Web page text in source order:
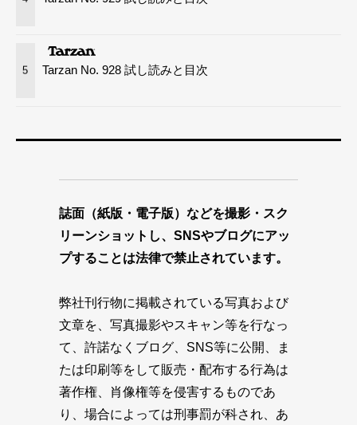
5 Tarzan No. 928 試し読みと目次
誌面（紙版・電子版）などを撮影・スク
リーンショットし、SNSやブログにアッ
プすることは法律で禁止されています。
弊社刊行物に掲載されている写真および
文章を、写真撮影やスキャン等を行なっ
て、許諾なくブログ、SNS等に公開、ま
たは印刷等をして販売・配布する行為は
著作権、肖像権等を侵害するものであ
り、場合によっては刑事罰が科され、あ